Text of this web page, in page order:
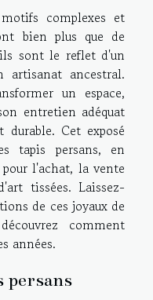
complexes et
bien plus que de
sont le reflet d'un
ancestral.
un espace,
entretien adéquat
Cet exposé
tapis persans, en
l'achat, la vente
tissées. Laissez-
de ces joyaux de
comment
années.
persans